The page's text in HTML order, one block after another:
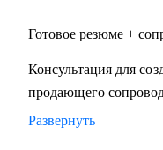
• логистики
Я помогу вам, даже
• несколько лет не
Готовое резюме +
Консультация для
продающего
Развернуть